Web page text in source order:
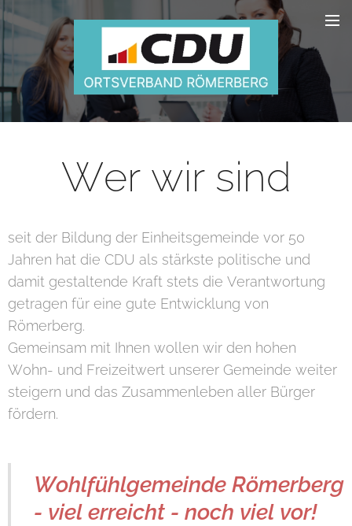
Wer wir sind
seit der Bildung der Einheitsgemeinde vor 50
Jahren hat die CDU als stärkste politische und
damit gestaltende Kraft stets die Verantwortung
getragen für eine gute Entwicklung von
Römerberg.
Gemeinsam mit Ihnen wollen wir den hohen
Wohn- und Freizeitwert unserer Gemeinde weiter
steigern und das Zusammenleben aller Bürger
fördern.
Wohlfühlgemeinde Römerberg
- viel erreicht - noch viel vor!